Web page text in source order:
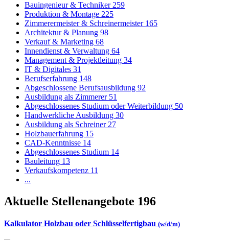
Bauingenieur & Techniker 259
Produktion & Montage 225
Zimmerermeister & Schreinermeister 165
Architektur & Planung 98
Verkauf & Marketing 68
Innendienst & Verwaltung 64
Management & Projektleitung 34
IT & Digitales 31
Berufserfahrung 148
Abgeschlossene Berufsausbildung 92
Ausbildung als Zimmerer 51
Abgeschlossenes Studium oder Weiterbildung 50
Handwerkliche Ausbildung 30
Ausbildung als Schreiner 27
Holzbauerfahrung 15
CAD-Kenntnisse 14
Abgeschlossenes Studium 14
Bauleitung 13
Verkaufskompetenz 11
...
Aktuelle Stellenangebote 196
Kalkulator Holzbau oder Schlüsselfertigbau (w/d/m)